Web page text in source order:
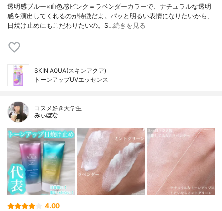
透明感ブルー×血色感ピンク＝ラベンダーカラーで、ナチュラルな透明
感を演出してくれるのが特徴だよ。パッと明るい表情になりたいから、
日焼け止めにもこだわりたいの。S…続きを見る
SKIN AQUA(スキンアクア)
トーンアップUVエッセンス
コスメ好き大学生
みぃぽな
4.00